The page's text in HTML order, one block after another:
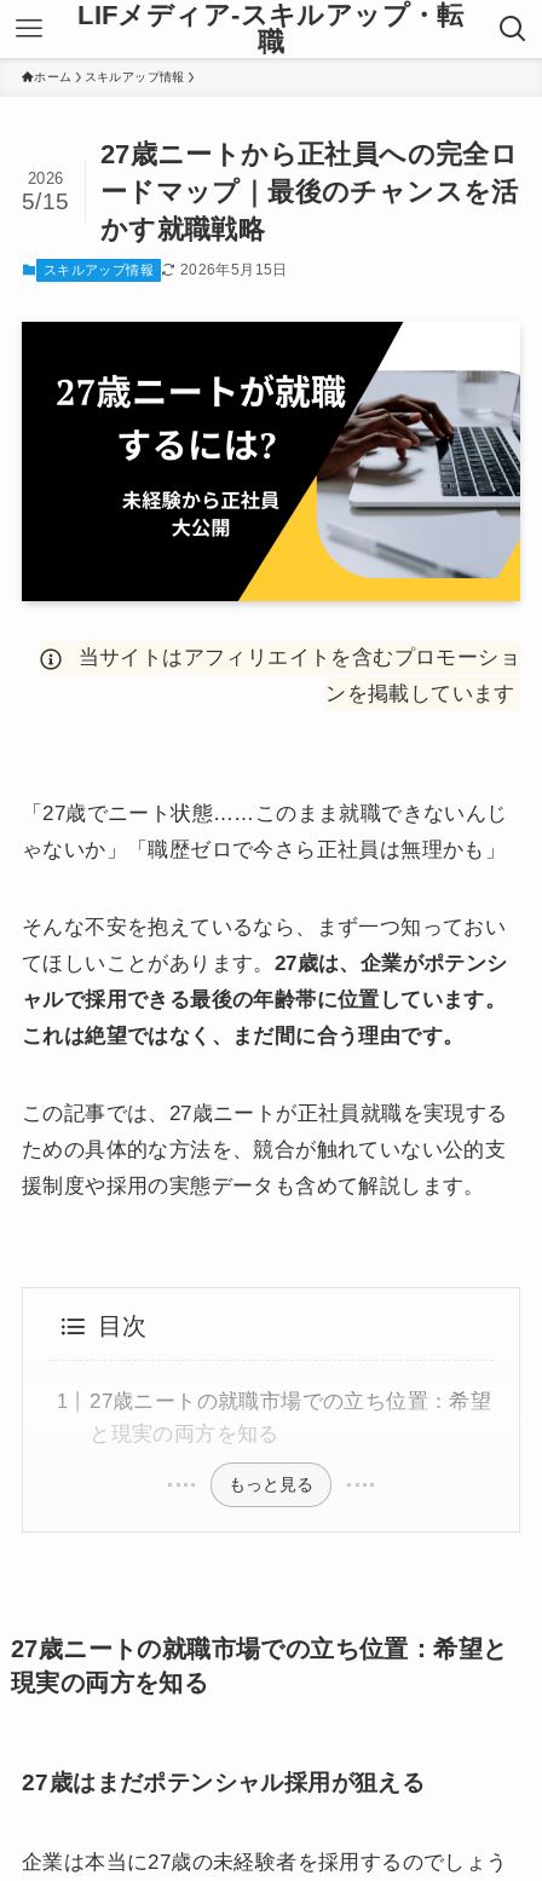
LIFメディア-スキルアップ・転
職
ホーム スキルアップ情報
27歳ニートから正社員への完全ロ
ードマップ｜最後のチャンスを活
かす就職戦略
2026
5/15
スキルアップ情報 2026年5月15日
当サイトはアフィリエイトを含むプロモーショ
ンを掲載しています
「27歳でニート状態……このまま就職できないんじ
ゃないか」「職歴ゼロで今さら正社員は無理かも」
そんな不安を抱えているなら、まず一つ知っておい
てほしいことがあります。 27歳は、企業がポテンシ
ャルで採用できる最後の年齢帯に位置しています。
これは絶望ではなく、まだ間に合う理由です。
この記事では、27歳ニートが正社員就職を実現する
ための具体的な方法を、競合が触れていない公的支
援制度や採用の実態データも含めて解説します。
目次
27歳ニートの就職市場での立ち位置：希望
と現実の両方を知る
もっと見る
27歳ニートの就職市場での立ち位置：希望と
現実の両方を知る
27歳はまだポテンシャル採用が狙える
企業は本当に27歳の未経験者を採用するのでしょう